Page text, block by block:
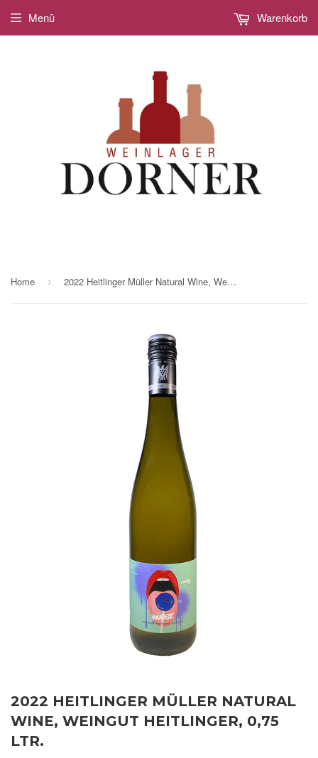
Menü Warenkorb
Home › 2022 Heitlinger Müller Natural Wine, Weingut Heitlinger, 0,75 ltr.
2022 HEITLINGER MÜLLER NATURAL
WINE, WEINGUT HEITLINGER, 0,75
LTR.